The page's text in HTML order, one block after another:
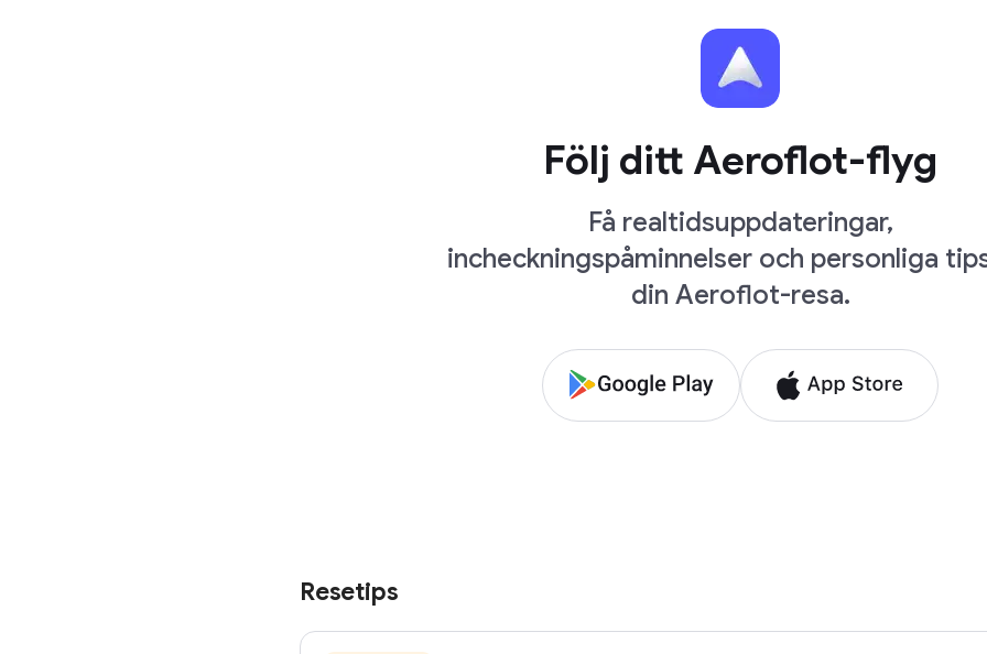
Följ ditt Aeroflot-flyg
Få realtidsuppdateringar,
incheckningspåminnelser och personliga
din Aeroflot-resa.
Resetips